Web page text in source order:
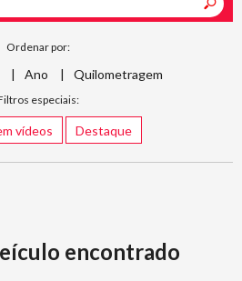
Ordenar por:
Ano Quilometragem
especiais:
vídeos Destaque
encontrado